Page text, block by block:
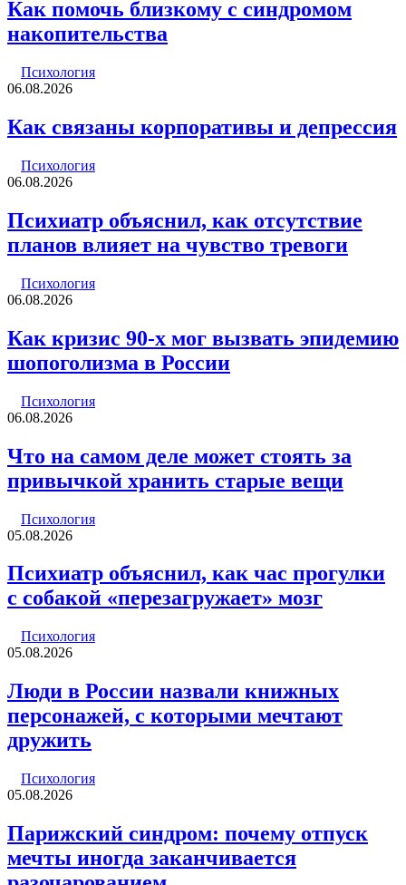
Как помочь близкому с синдромом
накопительства
Психология
06.08.2026
Как связаны корпоративы и депрессия
Психология
06.08.2026
Психиатр объяснил, как отсутствие
планов влияет на чувство тревоги
Психология
06.08.2026
Как кризис 90-х мог вызвать эпидемию
шопоголизма в России
Психология
06.08.2026
Что на самом деле может стоять за
привычкой хранить старые вещи
Психология
05.08.2026
Психиатр объяснил, как час прогулки
с собакой «перезагружает» мозг
Психология
05.08.2026
Люди в России назвали книжных
персонажей, с которыми мечтают
дружить
Психология
05.08.2026
Парижский синдром: почему отпуск
мечты иногда заканчивается